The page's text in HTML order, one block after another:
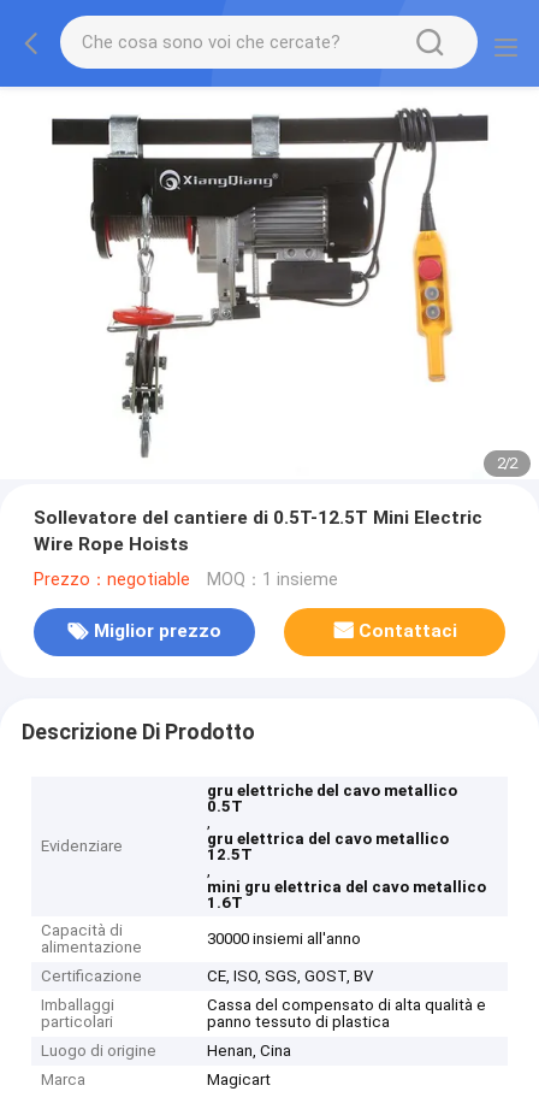
2/2
Sollevatore del cantiere di 0.5T-12.5T Mini Electric
Wire Rope Hoists
Prezzo：negotiable MOQ：1 insieme
Miglior prezzo Contattaci
Descrizione Di Prodotto
Evidenziare
gru elettriche del cavo metallico
0.5T
,
gru elettrica del cavo metallico
12.5T
,
mini gru elettrica del cavo metallico
1.6T
Capacità di
alimentazione
30000 insiemi all'anno
Certificazione
CE, ISO, SGS, GOST, BV
Imballaggi
particolari
Cassa del compensato di alta qualità e
panno tessuto di plastica
Luogo di origine
Henan, Cina
Marca
Magicart